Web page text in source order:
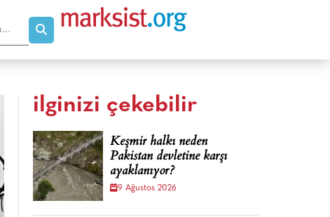
ilginizi çekebilir
Keşmir halkı neden
Pakistan devletine karşı
ayaklanıyor?
9 Ağustos 2026